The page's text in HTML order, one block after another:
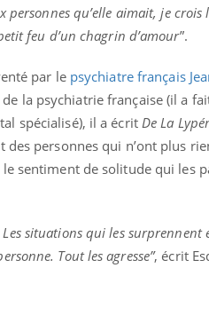
personnes qu’elle aimait, je crois
feu d’un chagrin d’amour”.
par le psychiatre français
la psychiatrie française (il a
spécialisé), il a écrit De La
personnes qui n’ont plus
sentiment de solitude qui les
situations qui les surprennent
Tout les agresse”, écrit